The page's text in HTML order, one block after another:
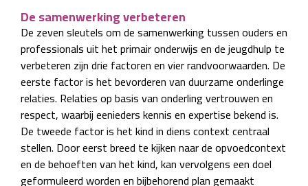
De samenwerking verbeteren
De zeven sleutels om de samenwerking tussen ouders en
professionals uit het primair onderwijs en de jeugdhulp te
verbeteren zijn drie factoren en vier randvoorwaarden. De
eerste factor is het bevorderen van duurzame onderlinge
relaties. Relaties op basis van onderling vertrouwen en
respect, waarbij eenieders kennis en expertise bekend is.
De tweede factor is het kind in diens context centraal
stellen. Door eerst breed te kijken naar de opvoedcontext
en de behoeften van het kind, kan vervolgens een doel
geformuleerd worden en bijbehorend plan gemaakt